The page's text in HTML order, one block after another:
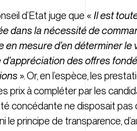
d’Etat juge que « Il est
dans la nécessité de
en mesure d’en déterminer
d’appréciation des offres
». Or, en l’espèce, les
prix à compléter par les
concédante ne disposait pas
le principe de transparence,